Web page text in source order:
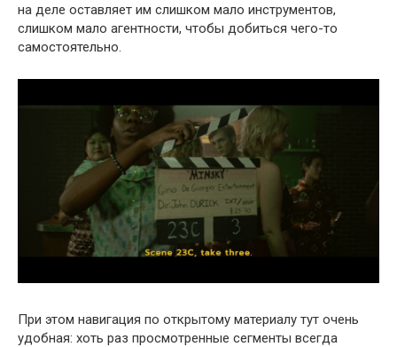
на деле оставляет им слишком мало инструментов,
слишком мало агентности, чтобы добиться чего-то
самостоятельно.
При этом навигация по открытому материалу тут очень
удобная: хоть раз просмотренные сегменты всегда